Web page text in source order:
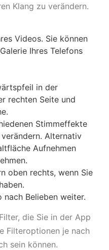
Klang zu verändern.
Videos. Sie können
Ihres Telefons
in der
rechten Seite und
Stimmeffekte
Alternativ
Aufnehmen
oben rechts, wenn Sie
nach Belieben weiter.
die Sie in der App
Filteroptionen je nach
sein können.